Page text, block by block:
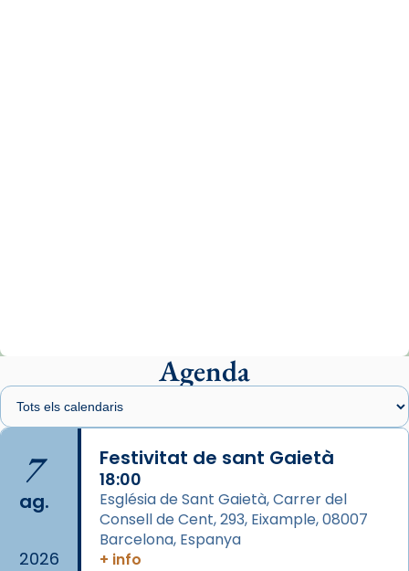
presidit aquest 27 de juliol la missa de Les
Santes de Mataró.
🔗
📸 J. Merino
Photo
View on Facebook · Share
Arquebisbat de Barcelona
Agenda
7
ag.
2026
Festivitat de sant Gaietà
18:00
Església de Sant Gaietà, Carrer del
Consell de Cent, 293, Eixample, 08007
Barcelona, Espanya
+ info